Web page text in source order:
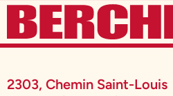
2303, Chemin Saint-Louis